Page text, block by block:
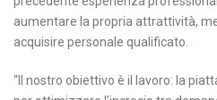
aumentare la propria attrattività,
acquisire personale qualificato.
“Il nostro obiettivo è il lavoro: la